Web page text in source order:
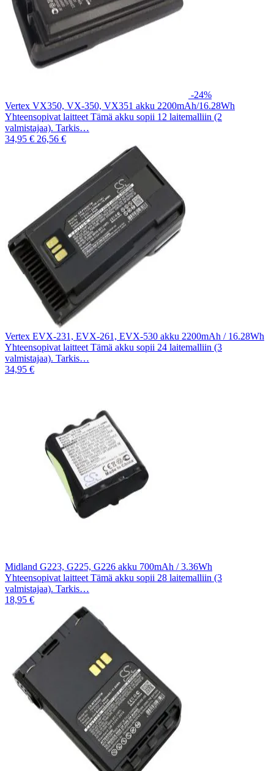
-24%
Vertex VX350, VX-350, VX351 akku 2200mAh/16.28Wh
Yhteensopivat laitteet Tämä akku sopii 12 laitemalliin (2
valmistajaa). Tarkis…
34,95 € 26,56 €
Vertex EVX-231, EVX-261, EVX-530 akku 2200mAh / 16.28Wh
Yhteensopivat laitteet Tämä akku sopii 24 laitemalliin (3
valmistajaa). Tarkis…
34,95 €
Midland G223, G225, G226 akku 700mAh / 3.36Wh
Yhteensopivat laitteet Tämä akku sopii 28 laitemalliin (3
valmistajaa). Tarkis…
18,95 €